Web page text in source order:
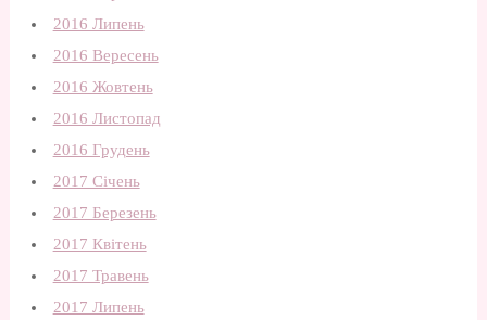
2016 Липень
2016 Вересень
2016 Жовтень
2016 Листопад
2016 Грудень
2017 Січень
2017 Березень
2017 Квітень
2017 Травень
2017 Липень